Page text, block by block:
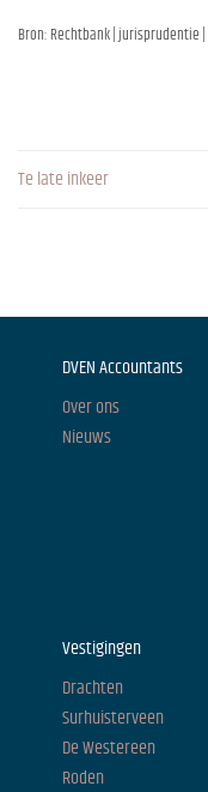
Bron: Rechtbank | jurisprudentie |
Te late inkeer
DVEN Accountants
Over ons
Nieuws
Vestigingen
Drachten
Surhuisterveen
De Westereen
Roden